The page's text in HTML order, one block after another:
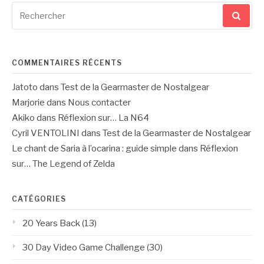
pour
COMMENTAIRES RÉCENTS
Jatoto dans Test de la Gearmaster de Nostalgear
Marjorie dans Nous contacter
Akiko dans Réflexion sur… La N64
Cyril VENTOLINI dans Test de la Gearmaster de Nostalgear
Le chant de Saria à l’ocarina : guide simple dans Réflexion
sur… The Legend of Zelda
CATÉGORIES
20 Years Back(13)
30 Day Video Game Challenge (30)